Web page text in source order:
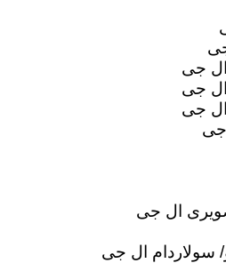
جی
جی
جی
جی
ال جی
سولاردام ال جی